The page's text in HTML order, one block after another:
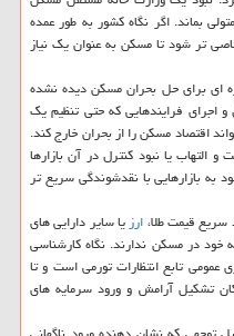
بماند. اگر نگاه کشور به طور عمده
تر شود تا مسکن به عنوان یک نیاز
ای برای حل بحران مسکن دیده نشده
اجرای فرایندهایی که حتی تنظیم یک
اقتصاد مسکن را از بحران خارج کند.
و التهاب یا نبود کنترل در آن بازارها
بازارهایی با نقدشوندگی سریع تر
قیمت طلا،ارزیا سایر دارایی های
خود در مسکن ندارند. نگاه کارشناسی
عمومی تابع انتظارات تورمی است و تا
تشکیل آرامش و ورود سرمایه های